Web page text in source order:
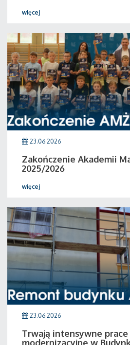
więcej
23.06.2026
Zakończenie Akademii
2025/2026
więcej
23.06.2026
Trwają intensywne prace
modernizacyjne w